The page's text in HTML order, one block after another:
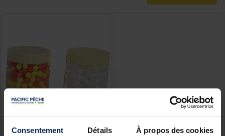
Consentement Détails À propos des cookies